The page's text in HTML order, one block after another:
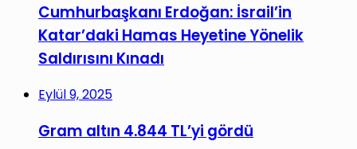
Cumhurbaşkanı Erdoğan: İsrail’in
Katar’daki Hamas Heyetine Yönelik
Saldırısını Kınadı
Eylül 9, 2025
Gram altın 4.844 TL’yi gördü